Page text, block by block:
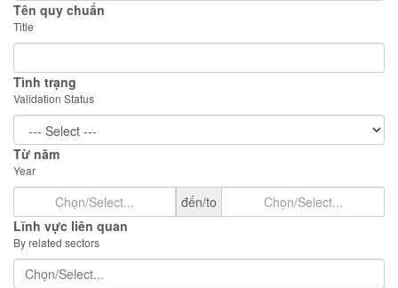
Tên quy chuẩn
Title
Tình trạng
Validation Status
Từ năm
Year
đến/to
Lĩnh vực liên quan
By related sectors